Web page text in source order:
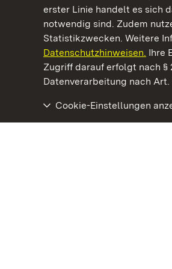
erster Linie handelt es sich
notwendig sind. Zudem
Statistikzwecken. Weitere
Datenschutzhinweisen. Ihre
Zugriff darauf erfolgt nach §
Datenverarbeitung nach Art.
Cookie-Einstellungen
Kommen. Staunen.